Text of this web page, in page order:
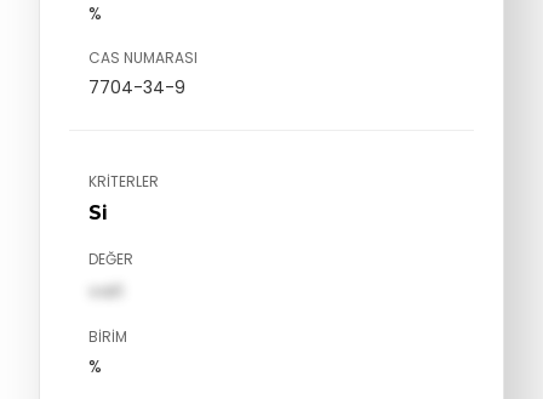
%
CAS NUMARASI
7704-34-9
KRITERLER
Si
DEĞER
val1
BIRIM
%